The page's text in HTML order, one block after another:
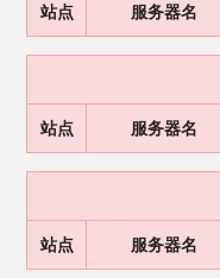
站点 服务器名
站点 服务器名
站点 服务器名